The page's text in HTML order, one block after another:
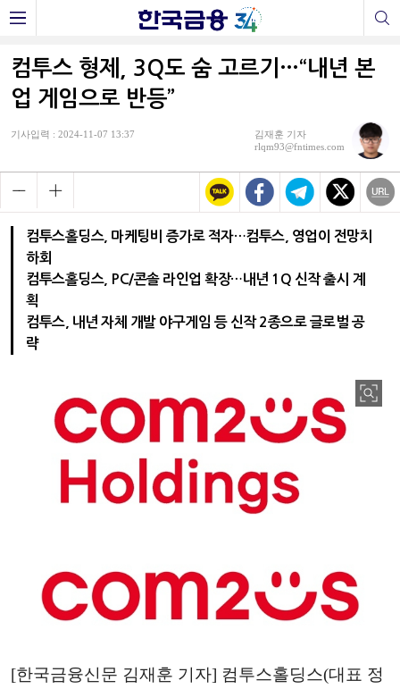
컴투스 형제, 3Q도 숨 고르기…“내년 본
업 게임으로 반등”
기사입력 : 2024-11-07 13:37
김재훈 기자
rlqm93@fntimes.com
컴투스홀딩스, 마케팅비 증가로 적자…컴투스, 영업이 전망치
하회
컴투스홀딩스, PC/콘솔 라인업 확장…내년 1Q 신작 출시 계
획
컴투스, 내년 자체 개발 야구게임 등 신작 2종으로 글로벌 공
략
[한국금융신문 김재훈 기자] 컴투스홀딩스(대표 정